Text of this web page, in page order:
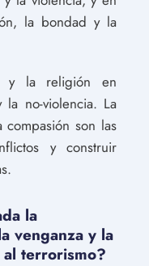
la bondad y la
y la religión en
no-violencia. La
son las
y construir
la
venganza y la
terrorismo?